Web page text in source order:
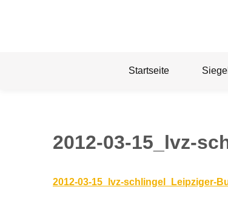
Startseite
2012-03-15_lvz-
2012-03-15_lvz-schlingel_Leipziger-